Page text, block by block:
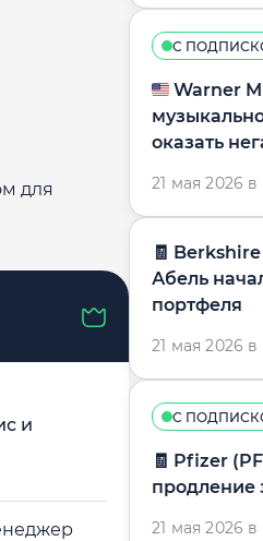
для
и
С
🇺🇸 Warner
оказать
21 мая 2026 в
🧾
Абель
портфеля
21 мая 2026 в
С
🧾 Pfizer
продление
21 мая 2026 в